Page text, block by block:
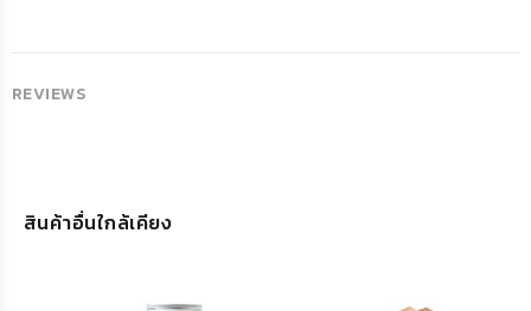
REVIEWS
สินค้าอื่นใกล้เคียง